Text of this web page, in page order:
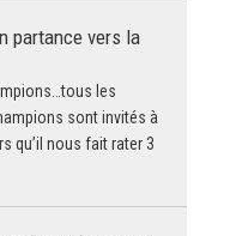
partance vers la
les
sont invités à
qu’il nous fait rater 3